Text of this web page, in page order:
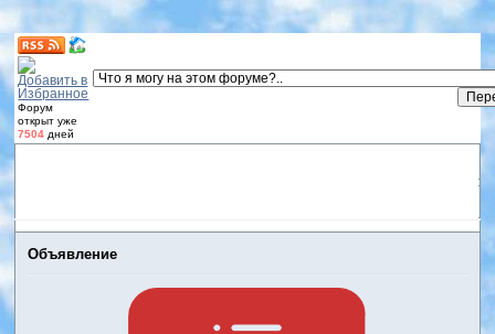
Форум
открыт уже
7504 дней
Объявление